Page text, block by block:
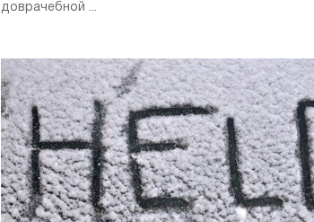
доврачебной ...
предусматривает